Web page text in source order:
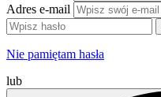
Adres e-mail
Nie pamiętam hasła
lub